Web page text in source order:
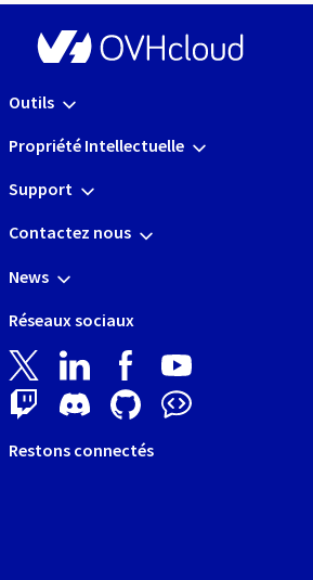
Outils
Propriété Intellectuelle
Support
Contactez nous
News
Réseaux sociaux
Restons connectés